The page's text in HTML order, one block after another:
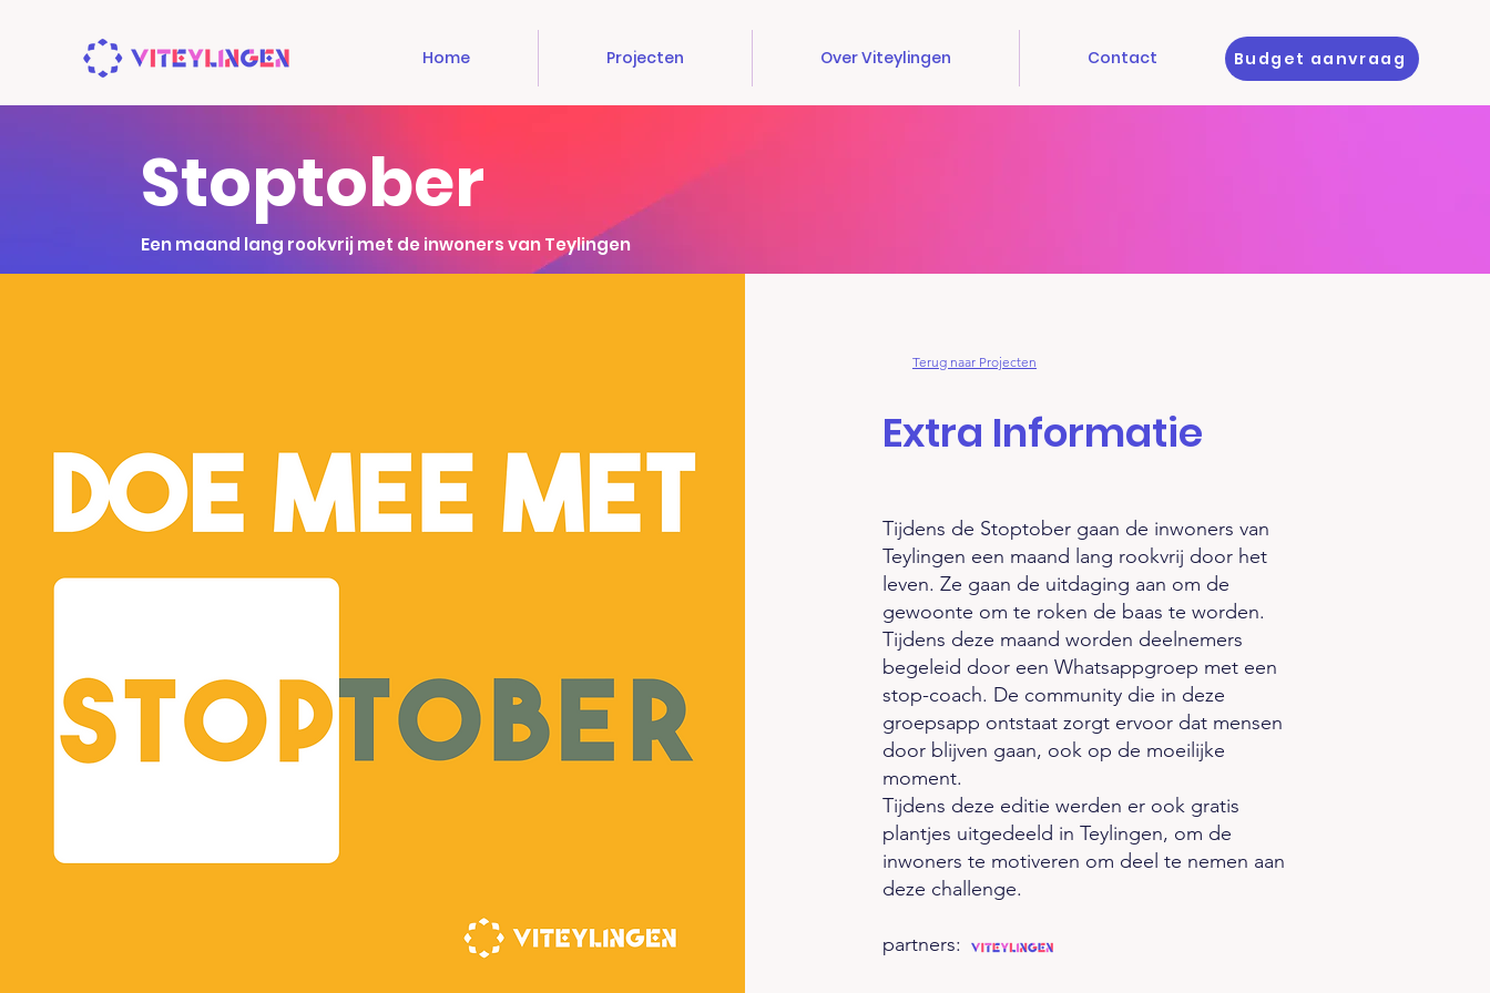
Home Projecten Over Viteylingen Contact Budget aanvraag
Stoptober
Een maand lang rookvrij met de inwoners van Teylingen
Terug naar Projecten
Extra Informatie
Tijdens de Stoptober gaan de inwoners van
Teylingen een maand lang rookvrij door het
leven. Ze gaan de uitdaging aan om de
gewoonte om te roken de baas te worden.
Tijdens deze maand worden deelnemers
begeleid door een Whatsappgroep met een
stop-coach. De community die in deze
groepsapp ontstaat zorgt ervoor dat mensen
door blijven gaan, ook op de moeilijke
moment.
Tijdens deze editie werden er ook gratis
plantjes uitgedeeld in Teylingen, om de
inwoners te motiveren om deel te nemen aan
deze challenge.
partners: